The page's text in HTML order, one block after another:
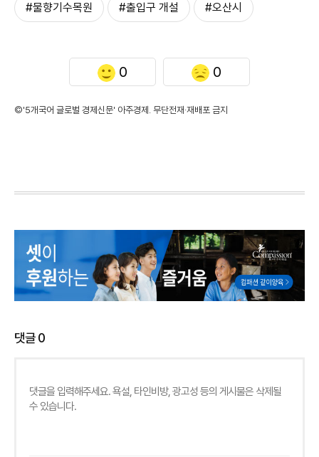
#물향기수목원 #출입구 개설 #오산시
0 0
©'5개국어 글로벌 경제신문' 아주경제. 무단전재·재배포 금지
댓글0